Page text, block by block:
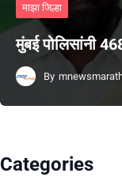
माझा जिल्हा
मुंबई पोलिसांनी
By
Categories